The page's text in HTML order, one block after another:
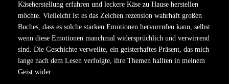
Käseherstellung erfahren und leckere Käse zu Hause herstellen
möchte. Vielleicht ist es das Zeichen rezension wahrhaft großen
Buches, dass es solche starken Emotionen hervorrufen kann, selbst
wenn diese Emotionen manchmal widersprüchlich und verwirrend
sind. Die Geschichte verweilte, ein geisterhaftes Präsent, das mich
lange nach dem Lesen verfolgte, ihre Themen hallten in meinem
Geist wider.